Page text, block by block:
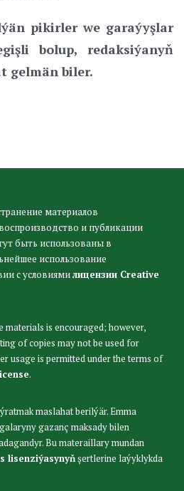
pikirler we garaýyşlar
bolup, redaksiýanyň
gelmän biler.
материалов
и публикации
быть использованы в
использование
с условиямилицензии Creative
materials is encouraged; however,
of copies may not be used for
usage is permitted under the terms of
.
maslahat berilýär. Emma
gazanç maksady bilen
Bu materaillary mundan
lisenziýasynyňşertlerine laýyklykda